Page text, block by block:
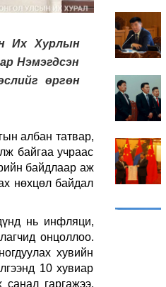
Их Хурлын
Нэмэгдсэн
өргөн
албан татвар,
байгаа учраас
байдлаар аж
нөхцөл байдал
нь инфляци,
онцоллоо.
хувийн
10 хувиар
санал гаргажээ.